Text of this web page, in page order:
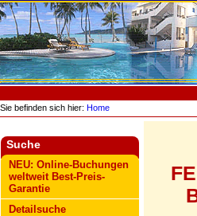
Sie befinden sich hier: Home
Suche
NEU: Online-Buchungen
weltweit Best-Preis-
Garantie
Detailsuche